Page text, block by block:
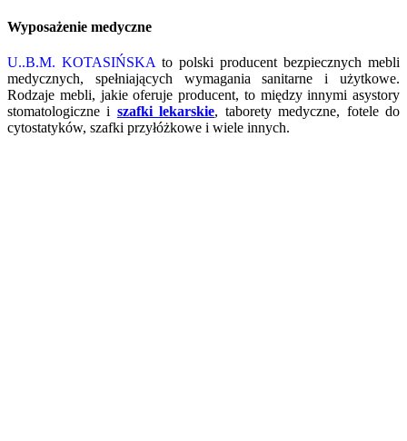
Wyposażenie medyczne
U..B.M. KOTASIŃSKA to polski producent bezpiecznych mebli
medycznych, spełniających wymagania sanitarne i użytkowe.
Rodzaje mebli, jakie oferuje producent, to między innymi asystory
stomatologiczne i szafki lekarskie, taborety medyczne, fotele do
cytostatyków, szafki przyłóżkowe i wiele innych.